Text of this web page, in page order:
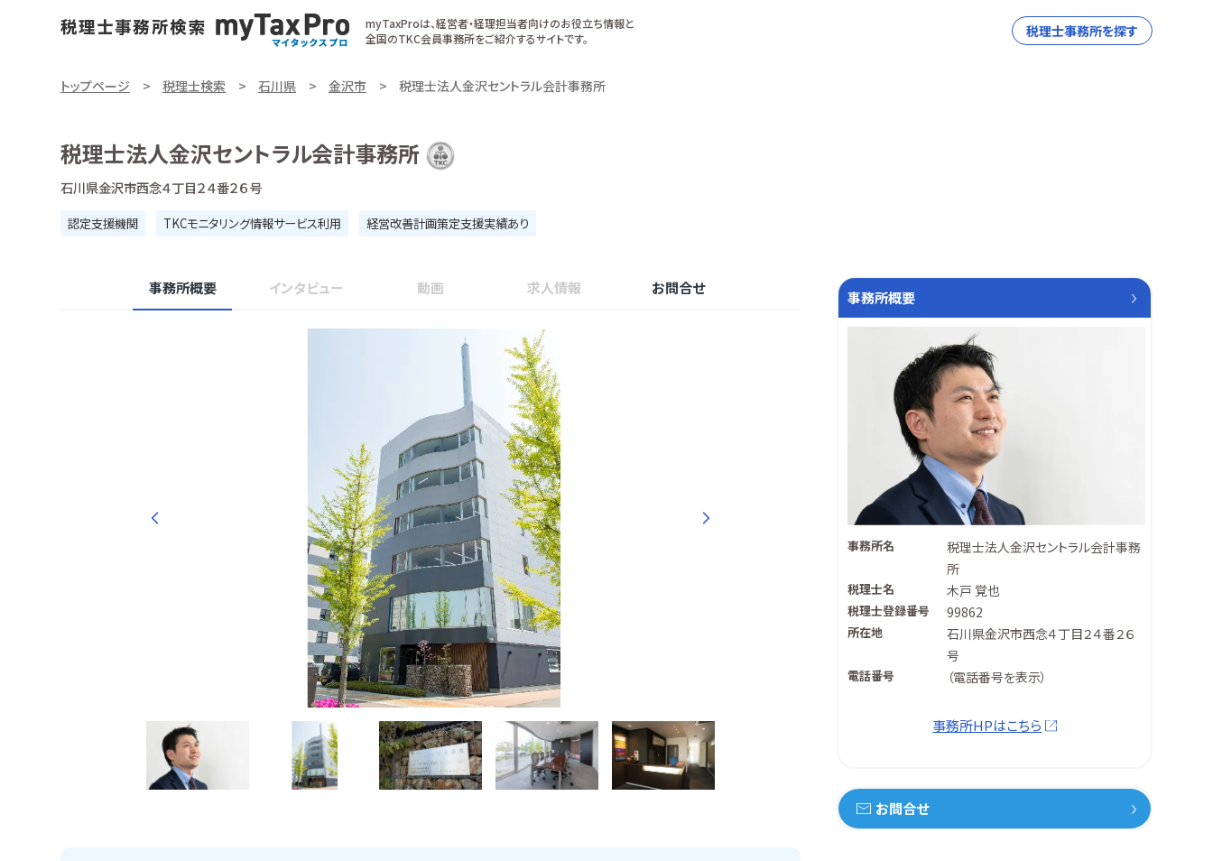
myTaxProは、経営者・経理担当者向けのお役立ち情報と
全国のTKC会員事務所をご紹介するサイトです。
税理士事務所を探す
トップページ 税理士検索 石川県 金沢市 税理士法人金沢セントラル会計事務所
税理士法人金沢セントラル会計事務所
石川県金沢市西念４丁目２４番２６号
認定支援機関 TKCモニタリング情報サービス利用 経営改善計画策定支援実績あり
事務所概要 インタビュー 動画 求人情報 お問合せ
事務所概要
事務所名
税理士法人金沢セントラル会計事務
所
税理士名 木戸 覚也
税理士登録番号 99862
所在地
石川県金沢市西念４丁目２４番２６
号
電話番号 （電話番号を表示）
事務所HPはこちら
お問合せ